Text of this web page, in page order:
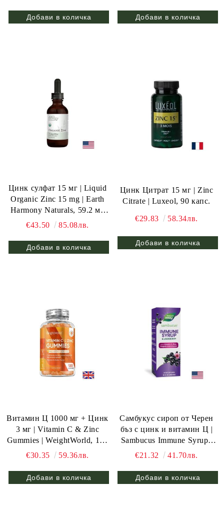
Цинк сулфат 15 мг | Liquid
Organic Zinc 15 mg | Earth
Harmony Naturals, 59.2 мл
капки
€43.50 85.08лв.
Цинк Цитрат 15 мг | Zinc
Citrate | Luxeol, 90 капс.
€29.83 58.34лв.
Витамин Ц 1000 мг + Цинк
3 мг | Vitamin C & Zinc
Gummies | WeightWorld, 120
желирани табл.
€30.35 59.36лв.
Самбукус сироп от Черен
бъз с цинк и витамин Ц |
Sambucus Immune Syrup |
Nature’s Way, 240 мл.
€21.32 41.70лв.